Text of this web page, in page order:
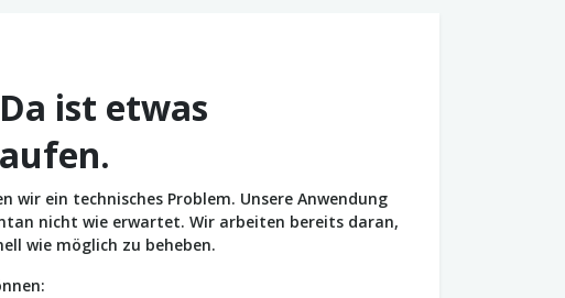
ist etwas
wir ein technisches Problem. Unsere Anwendung
nicht wie erwartet. Wir arbeiten bereits daran,
wie möglich zu beheben.